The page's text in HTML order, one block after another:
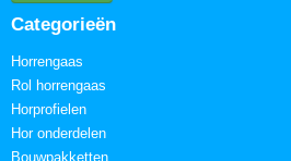
Categorieën
Horrengaas
Rol horrengaas
Horprofielen
Hor onderdelen
Bouwpakketten